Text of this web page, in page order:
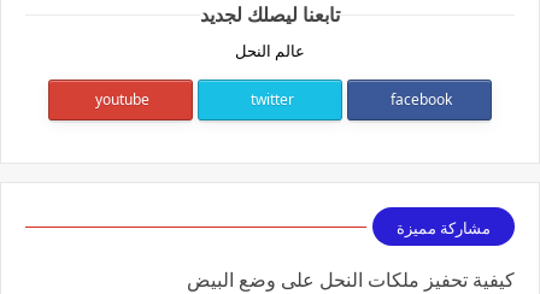
تابعنا ليصلك لجديد
عالم النحل
facebook
twitter
youtube
مشاركة مميزة
كيفية تحفيز ملكات النحل على وضع البيض